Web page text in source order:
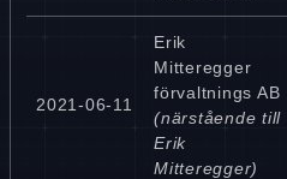
2021-06-11
Erik
Mitteregger
förvaltnings AB
(närstående till
Erik
Mitteregger)